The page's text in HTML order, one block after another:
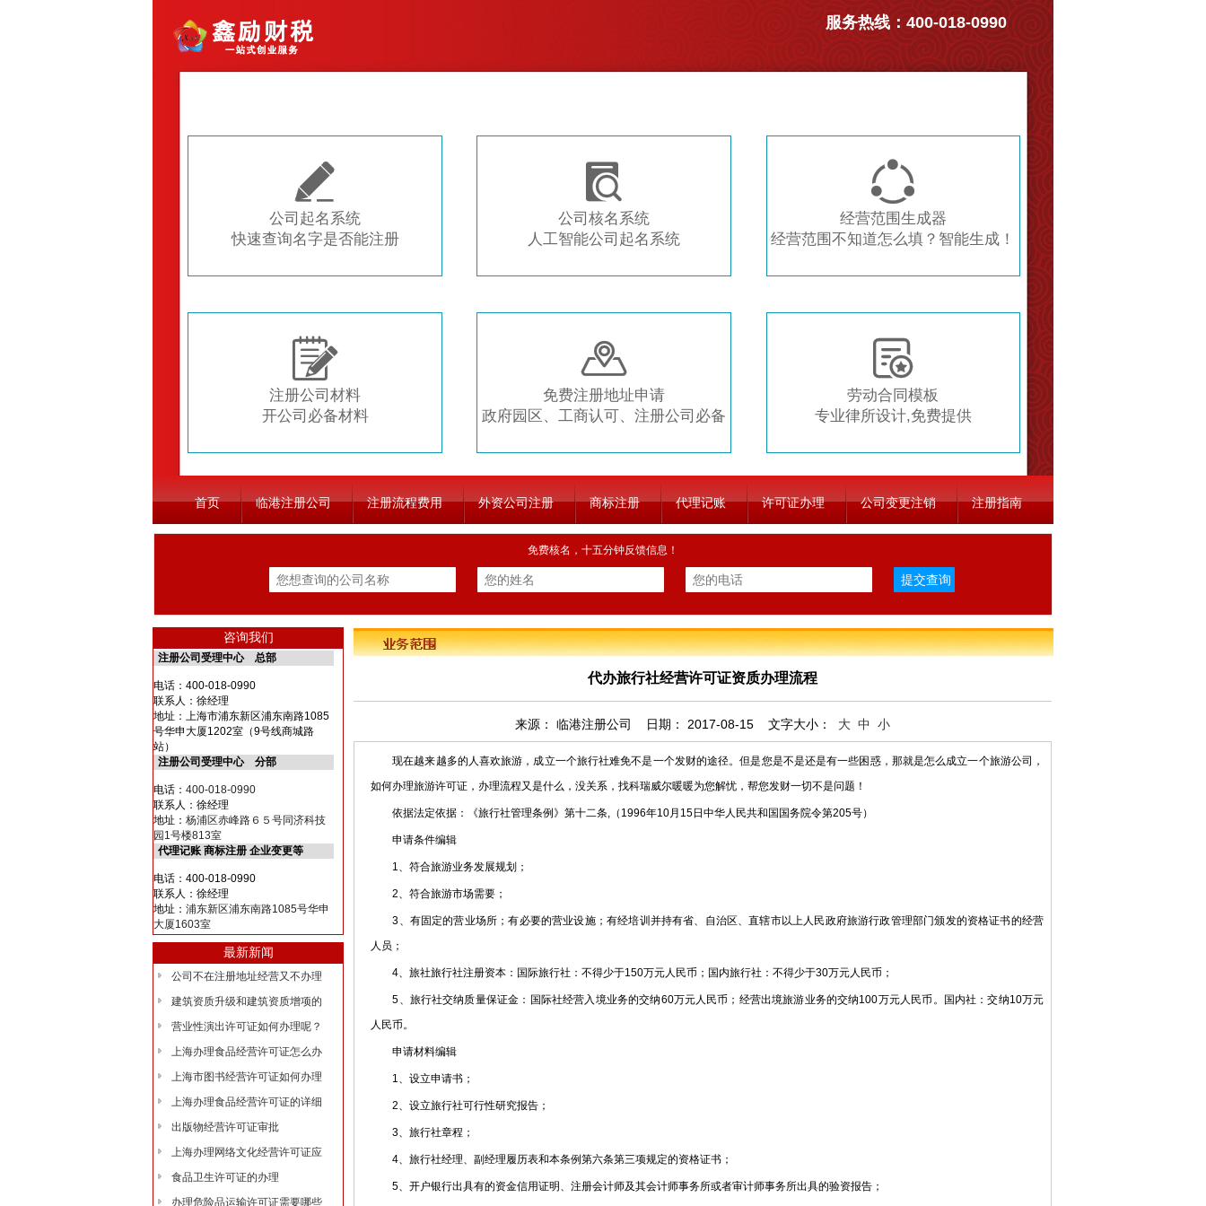

公司起名系统
快速查询名字是否能注册

公司核名系统
人工智能公司起名系统

经营范围生成器
经营范围不知道怎么填？智能生成！

注册公司材料
开公司必备材料

免费注册地址申请
政府园区、工商认可、注册公司必备

劳动合同模板
专业律所设计,免费提供
服务热线：400-018-0990
首页 临港注册公司 注册流程费用 外资公司注册 商标注册 代理记账 许可证办理 公司变更注销 注册指南
免费核名，十五分钟反馈信息！
咨询我们
注册公司受理中心 总部
电话： 400-018-0990
联系人：徐经理
地址：上海市浦东新区浦东南路1085
号华申大厦1202室（9号线商城路
站）
注册公司受理中心 分部
电话： 400-018-0990
联系人：徐经理
地址： 杨浦区赤峰路６５号同济科技
园1号楼813室
代理记账 商标注册 企业变更等
电话：400-018-0990
联系人：徐经理
地址： 浦东新区浦东南路1085号华申
大厦1603室
最新新闻
公司不在注册地址经营又不办理
建筑资质升级和建筑资质增项的
营业性演出许可证如何办理呢？
上海办理食品经营许可证怎么办
上海市图书经营许可证如何办理
上海办理食品经营许可证的详细
出版物经营许可证审批
上海办理网络文化经营许可证应
食品卫生许可证的办理
办理危险品运输许可证需要哪些
代办旅行社经营许可证资质办理流程
来源： 临港注册公司 日期： 2017-08-15 文字大小： 大 中 小
现在越来越多的人喜欢旅游，成立一个旅行社难免不是一个发财的途径。但是您是不是还是有一些困惑，那就是怎么成立一个旅游公司，
如何办理旅游许可证，办理流程又是什么，没关系，找科瑞威尔暖暖为您解忧，帮您发财一切不是问题！
依据法定依据：《旅行社管理条例》第十二条,（1996年10月15日中华人民共和国国务院令第205号）
申请条件编辑
1、符合旅游业务发展规划；
2、符合旅游市场需要；
3、有固定的营业场所；有必要的营业设施；有经培训并持有省、自治区、直辖市以上人民政府旅游行政管理部门颁发的资格证书的经营
人员；
4、旅社旅行社注册资本：国际旅行社：不得少于150万元人民币；国内旅行社：不得少于30万元人民币；
5、旅行社交纳质量保证金：国际社经营入境业务的交纳60万元人民币；经营出境旅游业务的交纳100万元人民币。国内社：交纳10万元
人民币。
申请材料编辑
1、设立申请书；
2、设立旅行社可行性研究报告；
3、旅行社章程；
4、旅行社经理、副经理履历表和本条例第六条第三项规定的资格证书；
5、开户银行出具有的资金信用证明、注册会计师及其会计师事务所或者审计师事务所出具的验资报告；